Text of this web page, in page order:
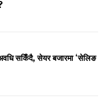
सकिँदै, सेयर बजारमा ‘सेलिङ